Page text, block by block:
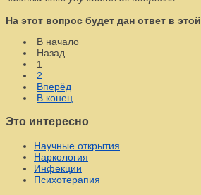
На этот вопрос будет дан ответ в этой
В начало
Назад
1
2
Вперёд
В конец
Это интересно
Научные открытия
Наркология
Инфекции
Психотерапия